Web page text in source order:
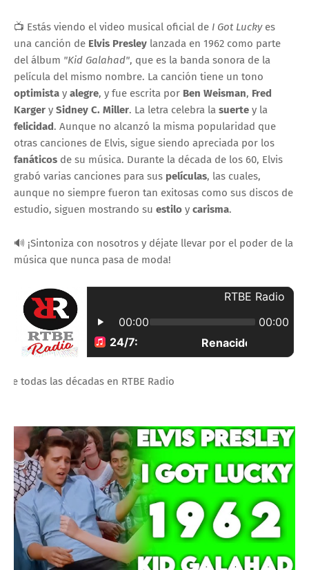
📺 Estás viendo el video musical oficial de I Got Luckyes
una canción de Elvis Presley lanzada en 1962 como parte
del álbum "Kid Galahad", que es la banda sonora de la
película del mismo nombre. La canción tiene un tono
optimista y alegre, y fue escrita por Ben Weisman, Fred
Karger y Sidney C. Miller. La letra celebra la suerte y la
felicidad. Aunque no alcanzó la misma popularidad que
otras canciones de Elvis, sigue siendo apreciada por los
fanáticos de su música. Durante la década de los 60, Elvis
grabó varias canciones para sus películas, las cuales,
aunque no siempre fueron tan exitosas como sus discos de
estudio, siguen mostrando su estilo y carisma.
🔊 ¡Sintoniza con nosotros y déjate llevar por el poder de la
música que nunca pasa de moda!
décadas en RTBE Radio